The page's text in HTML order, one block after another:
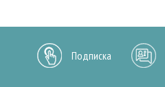
Подписка